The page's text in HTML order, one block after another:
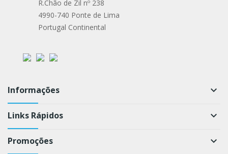
R.Chão de Zil nº 238
4990-740 Ponte de Lima
Portugal Continental
Informações keyboard_arrow_down
Links Rápidos keyboard_arrow_down
Promoções keyboard_arrow_down